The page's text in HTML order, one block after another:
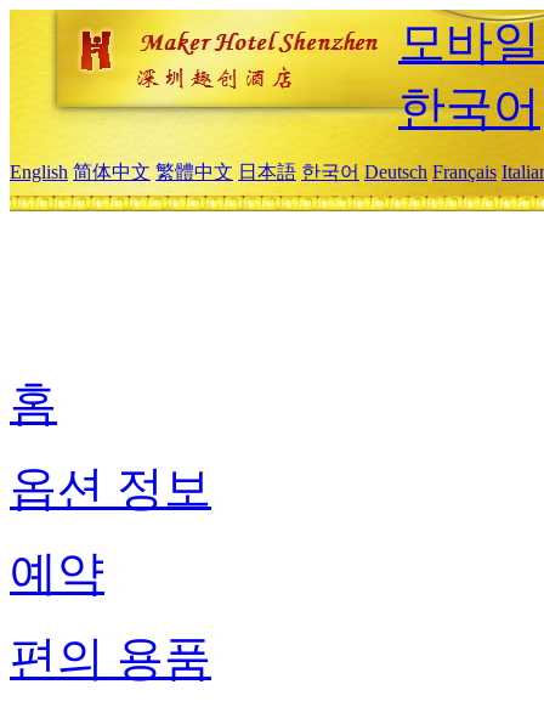
모바
한국어
English 简体中文 繁體中文 日本語 한국어 Deutsch Français
홈
옵션 정보
예약
편의 용품